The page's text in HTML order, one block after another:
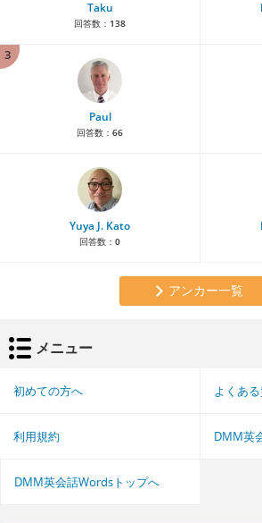
Taku
回答数： 138
3
Paul
回答数： 66
Yuya J. Kato
回答数： 0
アンカー一覧
メニュー
初めての方へ よくあ
利用規約 DMM英
DMM英会話Wordsトップへ